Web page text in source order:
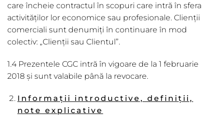
care încheie contractul în scopuri care intră în sfera
activităților lor economice sau profesionale. Clienții
comerciali sunt denumiți în continuare în mod
colectiv: „Clienții sau Clientul”.
1.4 Prezentele CGC intră în vigoare de la 1 februarie
2018 şi sunt valabile până la revocare.
Informații introductive, definiții,
note explicative